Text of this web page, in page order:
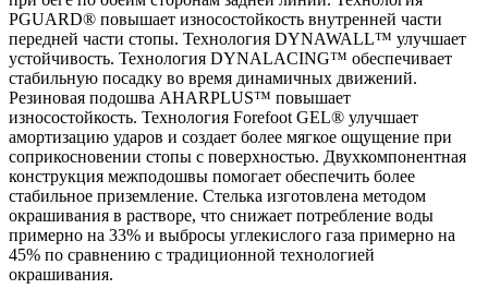
PGUARD® повышает износостойкость внутренней части
передней части стопы. Технология DYNAWALL™ улучшает
устойчивость. Технология DYNALACING™ обеспечивает
стабильную посадку во время динамичных движений.
Резиновая подошва AHARPLUS™ повышает
износостойкость. Технология Forefoot GEL® улучшает
амортизацию ударов и создает более мягкое ощущение при
соприкосновении стопы с поверхностью. Двухкомпонентная
конструкция межподошвы помогает обеспечить более
стабильное приземление. Стелька изготовлена ​​методом
окрашивания в растворе, что снижает потребление воды
примерно на 33% и выбросы углекислого газа примерно на
45% по сравнению с традиционной технологией
окрашивания.